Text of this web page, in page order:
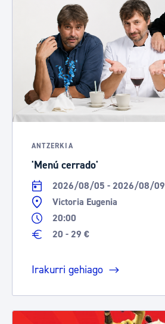
ANTZERKIA
'Menú cerrado'
2026/08/05 - 2026/08/09
Victoria Eugenia
20:00
20 - 29 €
Irakurri gehiago